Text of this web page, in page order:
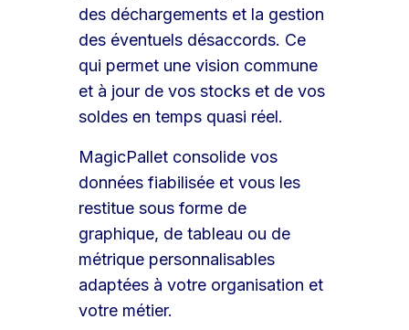
des déchargements et la gestion
des éventuels désaccords. Ce
qui permet une vision commune
et à jour de vos stocks et de vos
soldes en temps quasi réel.
MagicPallet consolide vos
données fiabilisée et vous les
restitue sous forme de
graphique, de tableau ou de
métrique personnalisables
adaptées à votre organisation et
votre métier.